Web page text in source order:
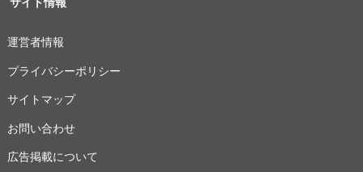
運営者情報
プライバシーポリシー
サイトマップ
お問い合わせ
広告掲載について